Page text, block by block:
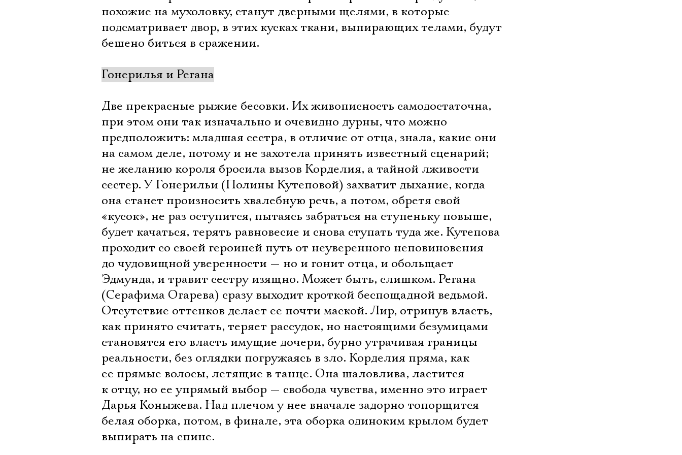
похожие на мухоловку, станут дверными щелями, в которые
подсматривает двор, в этих кусках ткани, выпирающих телами, будут
бешено биться в сражении.
Гонерилья и Регана
Две прекрасные рыжие бесовки. Их живописность самодостаточна,
при этом они так изначально и очевидно дурны, что можно
предположить: младшая сестра, в отличие от отца, знала, какие они
на самом деле, потому и не захотела принять известный сценарий;
не желанию короля бросила вызов Корделия, а тайной лживости
сестер. У Гонерильи (Полины Кутеповой) захватит дыхание, когда
она станет произносить хвалебную речь, а потом, обретя свой
«кусок», не раз оступится, пытаясь забраться на ступеньку повыше,
будет качаться, терять равновесие и снова ступать туда же. Кутепова
проходит со своей героиней путь от неуверенного неповиновения
до чудовищной уверенности — но и гонит отца, и обольщает
Эдмунда, и травит сестру изящно. Может быть, слишком. Регана
(Серафима Огарева) сразу выходит кроткой беспощадной ведьмой.
Отсутствие оттенков делает ее почти маской. Лир, отринув власть,
как принято считать, теряет рассудок, но настоящими безумицами
становятся его власть имущие дочери, бурно утрачивая границы
реальности, без оглядки погружаясь в зло. Корделия пряма, как
ее прямые волосы, летящие в танце. Она шаловлива, ластится
к отцу, но ее упрямый выбор — свобода чувства, именно это играет
Дарья Коныжева. Над плечом у нее вначале задорно топорщится
белая оборка, потом, в финале, эта оборка одиноким крылом будет
выпирать на спине.